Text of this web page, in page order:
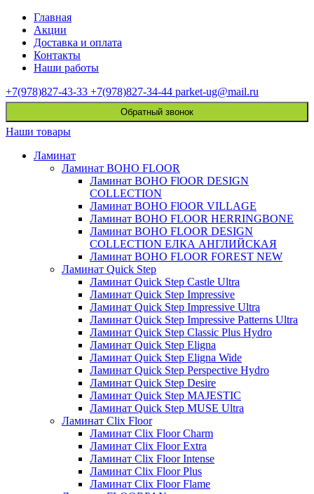
Главная
Акции
Доставка и оплата
Контакты
Наши работы
+7(978)827-43-33 +7(978)827-34-44 parket-ug@mail.ru
Обратный звонок
Наши товары
Ламинат
Ламинат BOHO FLOOR
Ламинат BOHO FlOOR DESIGN
COLLECTION
Ламинат BOHO FlOOR VILLAGE
Ламинат BOHO FLOOR HERRINGBONE
Ламинат BOHO FLOOR DESIGN
COLLECTION ЕЛКА АНГЛИЙСКАЯ
Ламинат BOHO FLOOR FOREST NEW
Ламинат Quick Step
Ламинат Quick Step Castle Ultra
Ламинат Quick Step Impressive
Ламинат Quick Step Impressive Ultra
Ламинат Quick Step Impressive Patterns Ultra
Ламинат Quick Step Classic Plus Hydro
Ламинат Quick Step Eligna
Ламинат Quick Step Eligna Wide
Ламинат Quick Step Perspective Hydro
Ламинат Quick Step Desire
Ламинат Quick Step MAJESTIC
Ламинат Quick Step MUSE Ultra
Ламинат Clix Floor
Ламинат Clix Floor Charm
Ламинат Clix Floor Extra
Ламинат Clix Floor Intense
Ламинат Clix Floor Plus
Ламинат Clix Floor Flame